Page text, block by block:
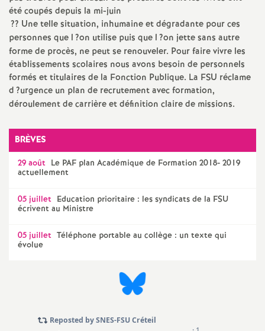
e
n
t
s
d
e
S
e
été coupés depuis la mi-juin
?? Une telle situation, inhumaine et dégradante pour ces
personnes que l?on utilise puis que l?on jette sans autre
forme de procès, ne peut se renouveler. Pour faire vivre les
établissements scolaires nous avons besoin de personnels
formés et titulaires de la Fonction Publique. La FSU réclame
d?urgence un plan de recrutement avec formation,
déroulement de carrière et définition claire de missions.
BRÈVES
29 août Le PAF plan Académique de Formation 2018- 2019
actuellement
05 juillet Education prioritaire : les syndicats de la FSU
écrivent au Ministre
05 juillet Téléphone portable au collège : un texte qui
évolue